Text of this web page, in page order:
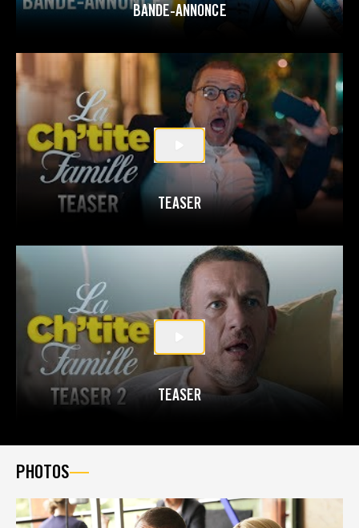
BANDE-ANNONCE
TEASER
TEASER
PHOTOS